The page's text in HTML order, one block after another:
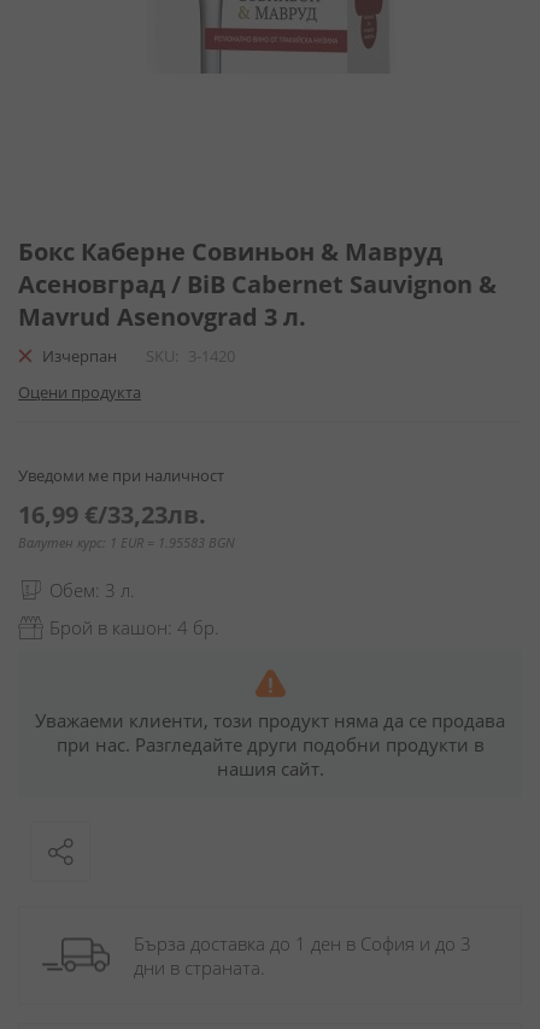
към
на
галерия
снимки
Бокс Каберне Совиньон & Мавруд
Асеновград / BiB Cabernet Sauvignon &
Mavrud Asenovgrad 3 л.
Изчерпан SKU
3-1420
Оцени продукта
Уведоми ме при наличност
16,99 €/33,23лв.
Валутен курс: 1 EUR = 1.95583 BGN
Обем: 3 л.
Брой в кашон: 4 бр.
Уважаеми клиенти, този продукт няма да се продава
при нас. Разгледайте други подобни продукти в
нашия сайт.
Бърза доставка до 1 ден в София и до 3
дни в страната.